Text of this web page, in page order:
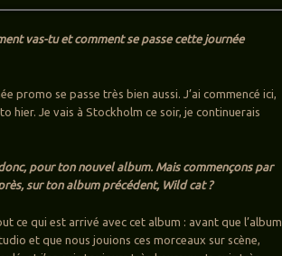
vas-tu et comment se passe cette journée
promo se passe très bien aussi. J’ai commencé ici,
hier. Je vais à Stockholm ce soir, je continuerais
pour ton nouvel album. Mais commençons par
sur ton album précédent, Wild cat ?
ce qui est arrivé avec cet album : avant que l’album
et que nous jouions ces morceaux sur scène,